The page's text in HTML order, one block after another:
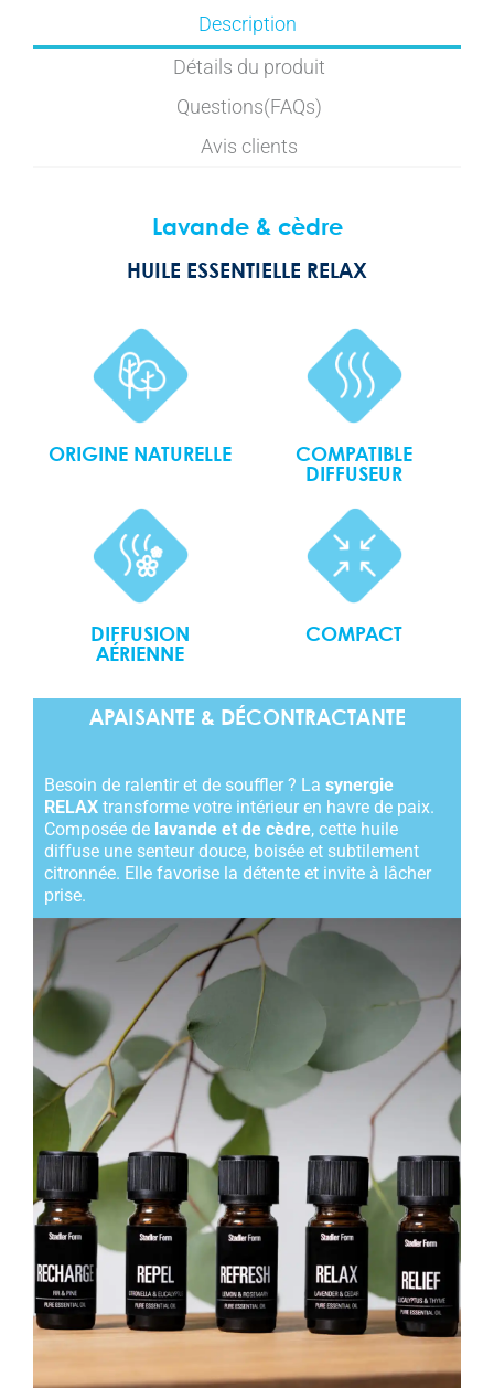
Description
Détails du produit
Questions(FAQs)
Avis clients
Lavande & cèdre
HUILE ESSENTIELLE RELAX
ORIGINE NATURELLE
COMPATIBLE
DIFFUSEUR
DIFFUSION
AÉRIENNE
COMPACT
APAISANTE & DÉCONTRACTANTE
Besoin de ralentir et de souffler ? La synergie
RELAX transforme votre intérieur en havre de paix.
Composée de lavande et de cèdre, cette huile
diffuse une senteur douce, boisée et subtilement
citronnée. Elle favorise la détente et invite à lâcher
prise.